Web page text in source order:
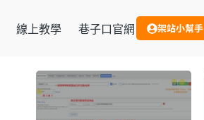
線上教學 巷子口官網 架站小幫手